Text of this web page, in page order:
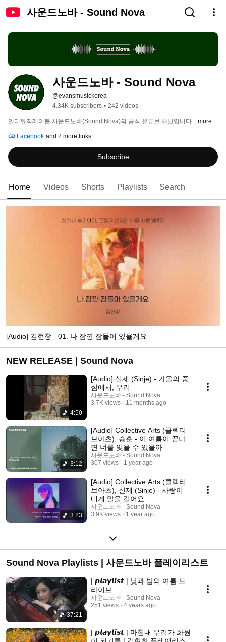
사운드노바 - Sound Nova
사운드노바 - Sound Nova
@evansmusickorea
4.34K subscribers • 242 videos
인디뮤직레이블 사운드노바(Sound Nova)의 공식 유튜브 채널입니다 ...more
Facebook and 2 more links
Subscribe
Home Videos Shorts Playlists Search
[Audio] 김현창 - 01. 나 잠깐 잠들어 있을게요
NEW RELEASE | Sound Nova
4:50
[Audio] 신제 (Sinje) - 가을의 중
심에서, 우리
사운드노바 - Sound Nova
3.7K views
11 months ago
3:12
[Audio] Collective Arts (콜렉티
브아츠), 승훈 - 이 여름이 끝나
면 너를 잊을 수 있을까
사운드노바 - Sound Nova
307 views
1 year ago
3:23
[Audio] Collective Arts (콜렉티
브아츠), 신제 (Sinje) - 사랑이
내게 말을 걸어요
사운드노바 - Sound Nova
3.9K views
1 year ago
Sound Nova Playlists | 사운드노바 플레이리스트
37:21
| 𝙥𝙡𝙖𝙮𝙡𝙞𝙨𝙩 | 낮과 밤의 여름 드
라이브
사운드노바 - Sound Nova
251 views
4 years ago
| 𝙥𝙡𝙖𝙮𝙡𝙞𝙨𝙩 | 마침내 우리가 화원